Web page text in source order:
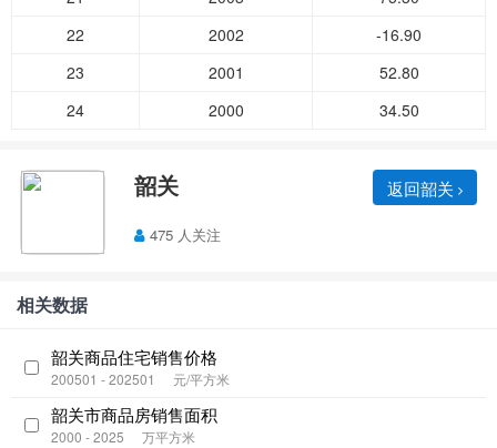
22
2002
-16.90
23
2001
52.80
24
2000 34.50
韶关 返回韶关
475 人关注
相关数据
韶关商品住宅销售价格
200501 - 202501 元/平方米
韶关市商品房销售面积
2000 - 2025 万平方米